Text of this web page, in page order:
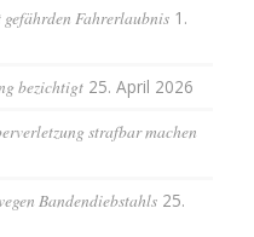
gefährden Fahrerlaubnis 1.
bezichtigt 25. April 2026
strafbar machen
Bandendiebstahls 25.